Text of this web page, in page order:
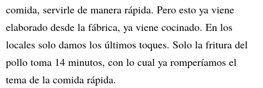
comida, servirle de manera rápida. Pero esto ya viene
elaborado desde la fábrica, ya viene cocinado. En los
locales solo damos los últimos toques. Solo la fritura del
pollo toma 14 minutos, con lo cual ya romperíamos el
tema de la comida rápida.